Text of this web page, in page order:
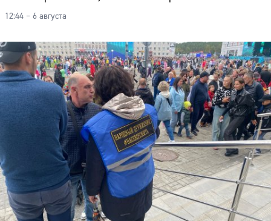
12:44 – 6 августа